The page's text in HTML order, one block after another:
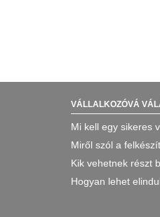
VÁLLALKOZÓVÁ
Mi kell egy sikeres
Miről szól a
Kik vehetnek részt
Hogyan lehet